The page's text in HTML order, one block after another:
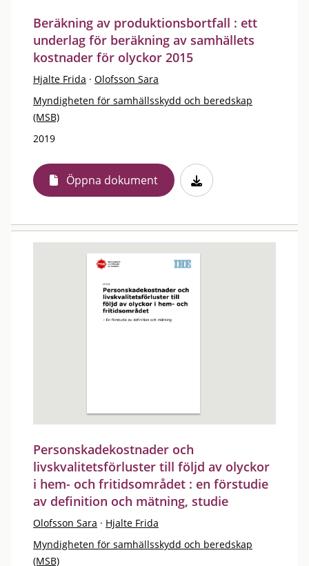
Beräkning av produktionsbortfall : ett
underlag för beräkning av samhällets
kostnader för olyckor 2015
Hjalte Frida · Olofsson Sara
Myndigheten för samhällsskydd och beredskap
(MSB)
2019
Öppna dokument
Personskadekostnader och
livskvalitetsförluster till följd av olyckor
i hem- och fritidsområdet : en förstudie
av definition och mätning, studie
Olofsson Sara · Hjalte Frida
Myndigheten för samhällsskydd och beredskap
(MSB)